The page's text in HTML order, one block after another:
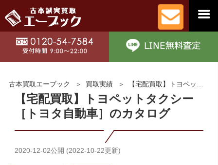
古本買取エーブック 買取実績 【宅配買取】トヨペットタクシー［トヨタ自動車］のカタログ
【宅配買取】トヨペットタクシー
［トヨタ自動車］のカタログ
2020-12-02公開 (2022-10-22更新)